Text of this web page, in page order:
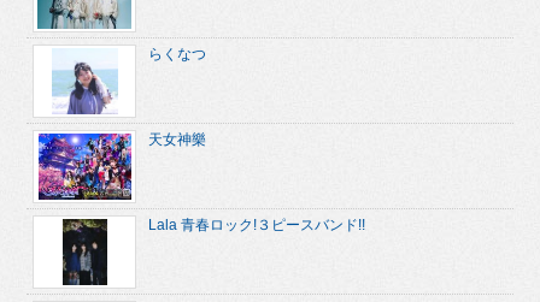
らくなつ
天女神樂
Lala 青春ロック!３ピースバンド!!